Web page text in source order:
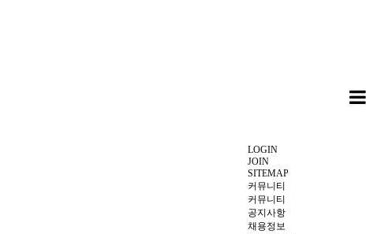
LOGIN
JOIN
SITEMAP
커뮤니티
커뮤니티
공지사항
채용정보